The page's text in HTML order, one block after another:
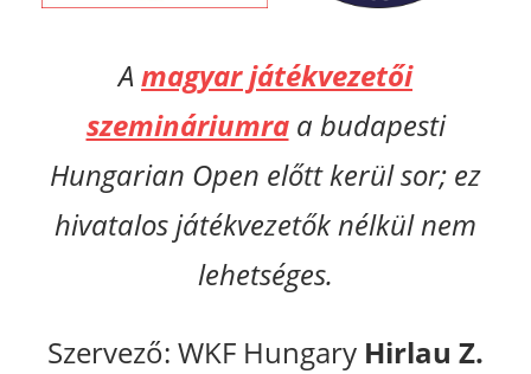
A magyar játékvezetői
szemináriumraa budapesti
Hungarian Open előtt kerül sor; ez
hivatalos játékvezetők nélkül nem
lehetséges.
Szervező: WKF Hungary Hirlau Z.